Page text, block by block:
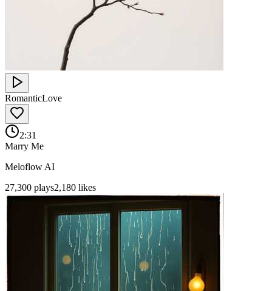
RomanticLove
2:31
Marry Me
Meloflow AI
27,300 plays2,180 likes